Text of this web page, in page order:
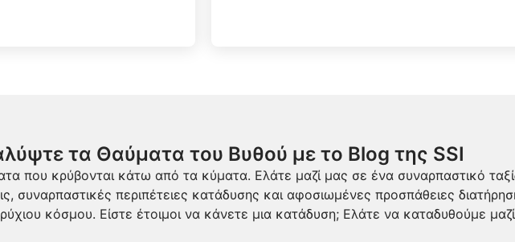
τα Θαύματα του Βυθού με το Blog της SSI
που κρύβονται κάτω από τα κύματα. Ελάτε μαζί μας σε ένα συναρπαστικό
περιπέτειες κατάδυσης και αφοσιωμένες προσπάθειες
κόσμου. Είστε έτοιμοι να κάνετε μια κατάδυση; Ελάτε να καταδυθούμε